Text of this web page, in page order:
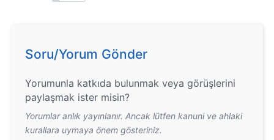
Soru/Yorum Gönder
Yorumunla katkıda bulunmak veya görüşlerini
paylaşmak ister misin?
Yorumlar anlık yayınlanır. Ancak lütfen kanuni ve ahlaki
kurallara uymaya önem gösteriniz.